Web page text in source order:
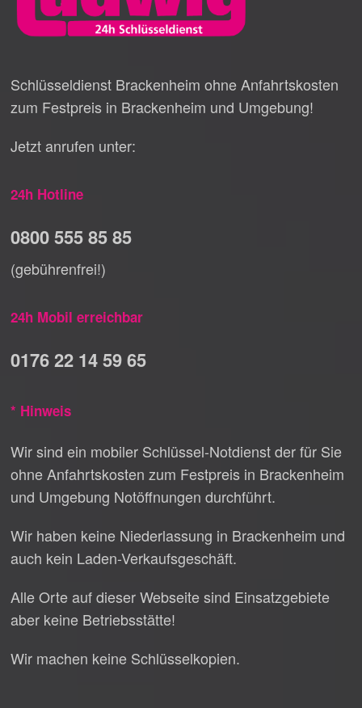
Schlüsseldienst Brackenheim ohne Anfahrtskosten
zum Festpreis in Brackenheim und Umgebung!
Jetzt anrufen unter:
24h Hotline
0800 555 85 85
(gebührenfrei!)
24h Mobil erreichbar
0176 22 14 59 65
* Hinweis
Wir sind ein mobiler Schlüssel-Notdienst der für Sie
ohne Anfahrtskosten zum Festpreis in Brackenheim
und Umgebung Notöffnungen durchführt.
Wir haben keine Niederlassung in Brackenheim und
auch kein Laden-Verkaufsgeschäft.
Alle Orte auf dieser Webseite sind Einsatzgebiete
aber keine Betriebsstätte!
Wir machen keine Schlüsselkopien.